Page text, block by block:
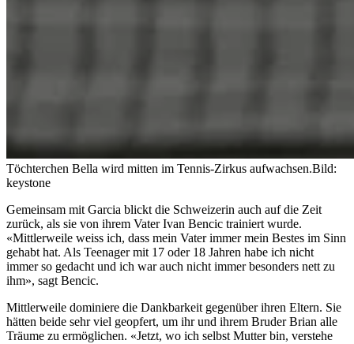
Töchterchen Bella wird mitten im Tennis-Zirkus aufwachsen.Bild:
keystone
Gemeinsam mit Garcia blickt die Schweizerin auch auf die Zeit
zurück, als sie von ihrem Vater Ivan Bencic trainiert wurde.
«Mittlerweile weiss ich, dass mein Vater immer mein Bestes im Sinn
gehabt hat. Als Teenager mit 17 oder 18 Jahren habe ich nicht
immer so gedacht und ich war auch nicht immer besonders nett zu
ihm», sagt Bencic.
Mittlerweile dominiere die Dankbarkeit gegenüber ihren Eltern. Sie
hätten beide sehr viel geopfert, um ihr und ihrem Bruder Brian alle
Träume zu ermöglichen. «Jetzt, wo ich selbst Mutter bin, verstehe